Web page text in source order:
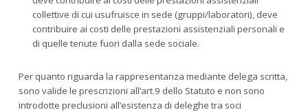
collettive di cui usufruisce in sede (gruppi/laboratori), deve
contribuire ai costi delle prestazioni assistenziali personali e
di quelle tenute fuori dalla sede sociale.
Per quanto riguarda la rappresentanza mediante delega scritta,
sono valide le prescrizioni all’art.9 dello Statuto e non sono
introdotte preclusioni all’esistenza di deleghe tra soci